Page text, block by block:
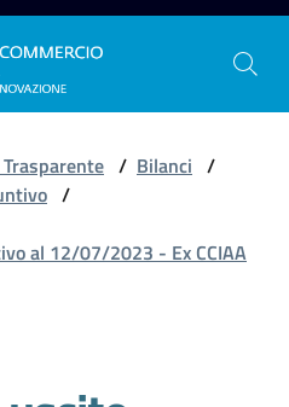
/ Bilanci /
/
al 12/07/2023 - Ex CCIAA